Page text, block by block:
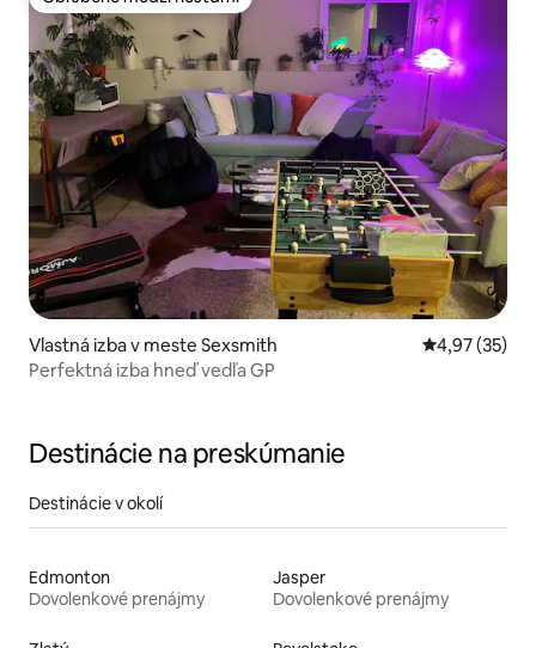
Obľúbené medzi hosťami
Vlastná izba v meste Sexsmith Priemerné
4,97 (35)
Perfektná izba hneď vedľa GP
Destinácie na preskúmanie
Destinácie v okolí
Edmonton
Dovolenkové prenájmy
Jasper
Dovolenkové prenájmy